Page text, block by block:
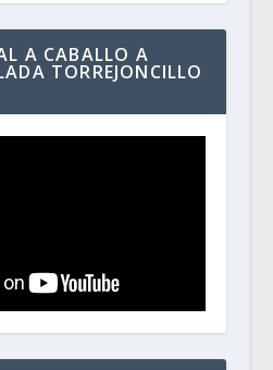
A CABALLO A
TORREJONCILLO